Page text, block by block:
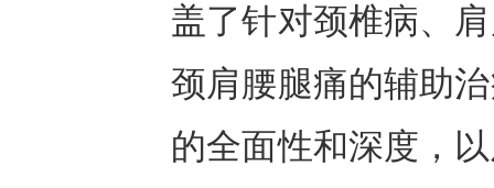
盖了针对颈椎病、
颈肩腰腿痛的辅助
的全面性和深度，